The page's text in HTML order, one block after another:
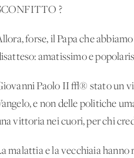
?
forse, il Papa che
amatissimo e
Paolo II √® stato un
e non delle politiche
vittoria nei cuori, per chi
malattia e la vecchiaia